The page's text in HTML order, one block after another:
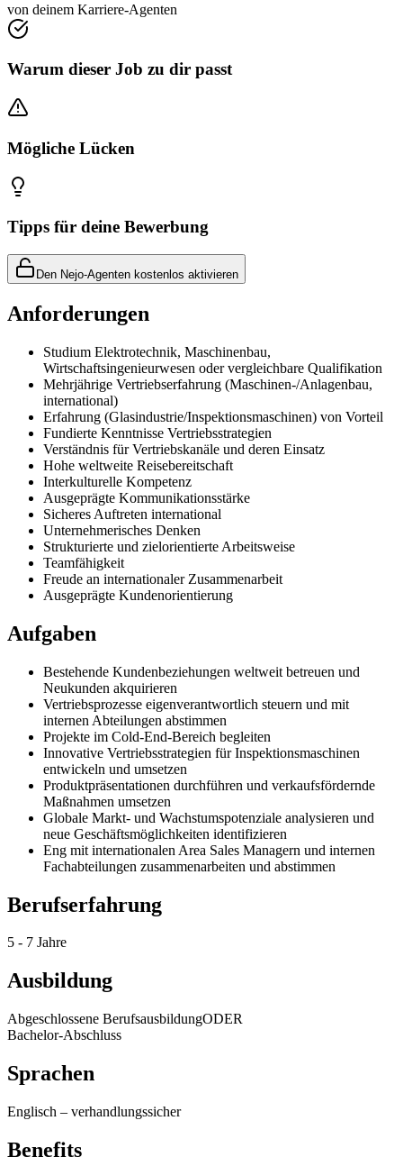
von deinem Karriere-Agenten
Warum dieser Job zu dir passt
Mögliche Lücken
Tipps für deine Bewerbung
Den Nejo-Agenten kostenlos aktivieren
Anforderungen
Studium Elektrotechnik, Maschinenbau,
Wirtschaftsingenieurwesen oder vergleichbare Qualifikation
Mehrjährige Vertriebserfahrung (Maschinen-/Anlagenbau,
international)
Erfahrung (Glasindustrie/Inspektionsmaschinen) von Vorteil
Fundierte Kenntnisse Vertriebsstrategien
Verständnis für Vertriebskanäle und deren Einsatz
Hohe weltweite Reisebereitschaft
Interkulturelle Kompetenz
Ausgeprägte Kommunikationsstärke
Sicheres Auftreten international
Unternehmerisches Denken
Strukturierte und zielorientierte Arbeitsweise
Teamfähigkeit
Freude an internationaler Zusammenarbeit
Ausgeprägte Kundenorientierung
Aufgaben
Bestehende Kundenbeziehungen weltweit betreuen und
Neukunden akquirieren
Vertriebsprozesse eigenverantwortlich steuern und mit
internen Abteilungen abstimmen
Projekte im Cold-End-Bereich begleiten
Innovative Vertriebsstrategien für Inspektionsmaschinen
entwickeln und umsetzen
Produktpräsentationen durchführen und verkaufsfördernde
Maßnahmen umsetzen
Globale Markt- und Wachstumspotenziale analysieren und
neue Geschäftsmöglichkeiten identifizieren
Eng mit internationalen Area Sales Managern und internen
Fachabteilungen zusammenarbeiten und abstimmen
Berufserfahrung
5 - 7 Jahre
Ausbildung
Abgeschlossene BerufsausbildungODER
Bachelor-Abschluss
Sprachen
Englisch – verhandlungssicher
Benefits